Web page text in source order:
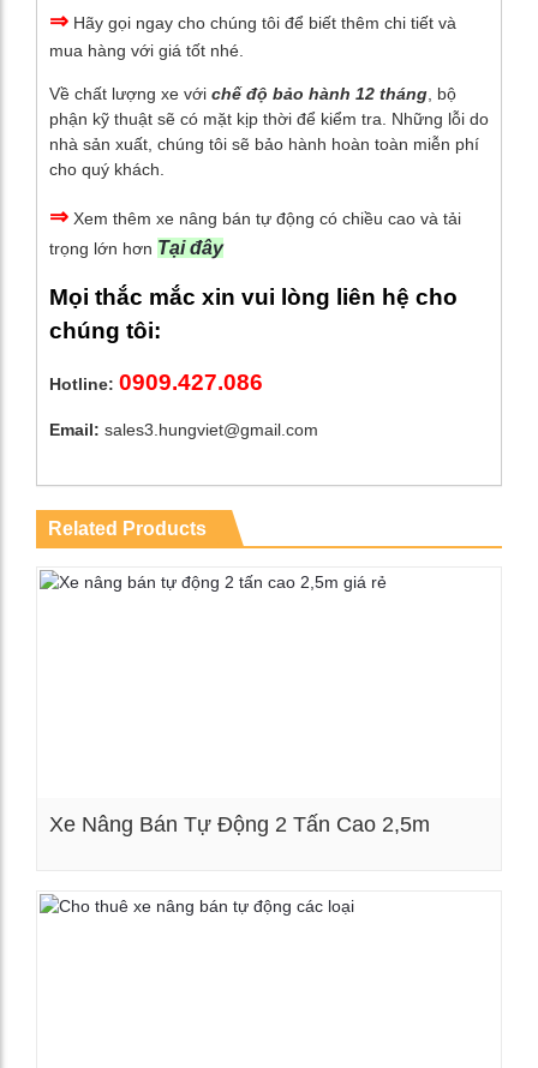
⇒ Hãy gọi ngay cho chúng tôi để biết thêm chi tiết và
mua hàng với giá tốt nhé.
Về chất lượng xe với chế độ bảo hành 12 tháng , bộ
phận kỹ thuật sẽ có mặt kịp thời để kiểm tra. Những lỗi do
nhà sản xuất, chúng tôi sẽ bảo hành hoàn toàn miễn phí
cho quý khách.
⇒ Xem thêm xe nâng bán tự động có chiều cao và tải
trọng lớn hơn Tại đây
Mọi thắc mắc xin vui lòng liên hệ cho
chúng tôi:
Hotline: 0909.427.086
Email: sales3.hungviet@gmail.com
Related Products
Xe Nâng Bán Tự Động 2 Tấn Cao 2,5m